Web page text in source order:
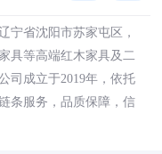
宁省沈阳市苏家屯区，
具等高端红木家具及二
司成立于2019年，依托
条服务，品质保障，信